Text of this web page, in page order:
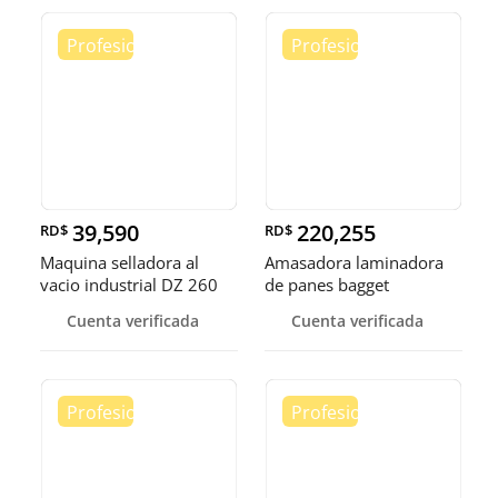
RD$ 39,590
Maquina selladora al
vacio industrial DZ 260
Cuenta verificada
RD$ 220,255
Amasadora laminadora
de panes bagget
Cuenta verificada